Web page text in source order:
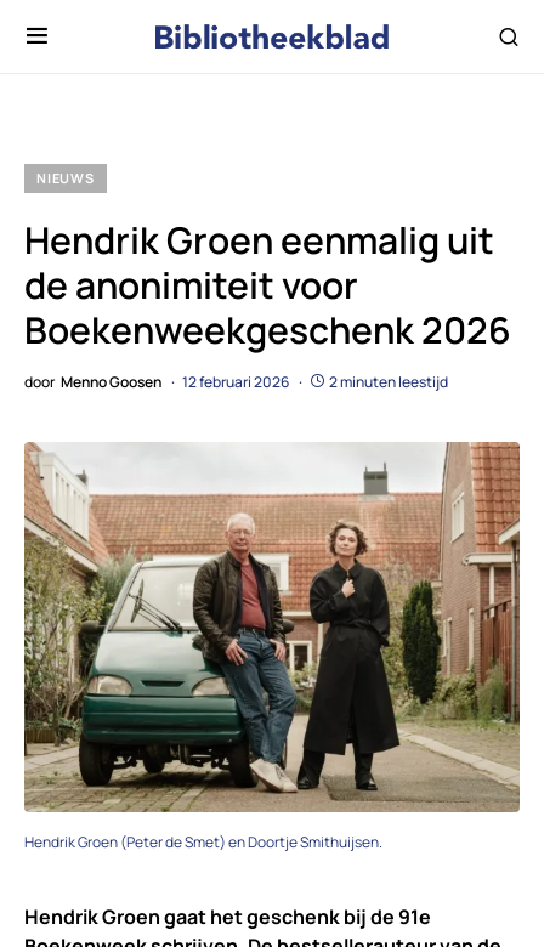
NIEUWS
Hendrik Groen eenmalig uit
de anonimiteit voor
Boekenweekgeschenk 2026
door Menno Goosen 12 februari 2026 2 minuten leestijd
Hendrik Groen (Peter de Smet) en Doortje Smithuijsen.
Hendrik Groen gaat het geschenk bij de 91e